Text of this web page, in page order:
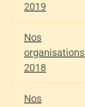
2019
Nos
organisations
2018
Nos